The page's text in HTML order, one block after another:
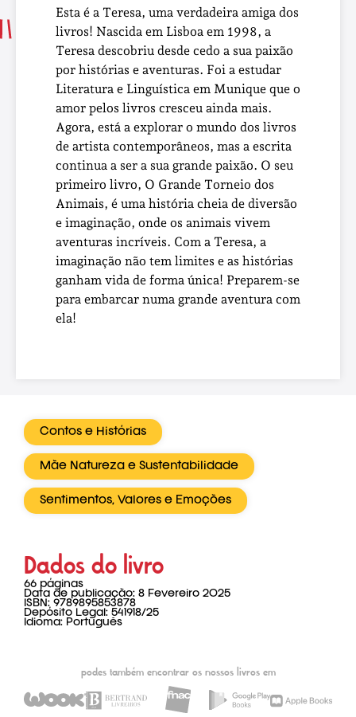
Esta é a Teresa, uma verdadeira amiga dos
livros! Nascida em Lisboa em 1998, a
Teresa descobriu desde cedo a sua paixão
por histórias e aventuras. Foi a estudar
Literatura e Linguística em Munique que o
amor pelos livros cresceu ainda mais.
Agora, está a explorar o mundo dos livros
de artista contemporâneos, mas a escrita
continua a ser a sua grande paixão. O seu
primeiro livro, O Grande Torneio dos
Animais, é uma história cheia de diversão
e imaginação, onde os animais vivem
aventuras incríveis. Com a Teresa, a
imaginação não tem limites e as histórias
ganham vida de forma única! Preparem-se
para embarcar numa grande aventura com
ela!
Contos e Histórias
Mãe Natureza e Sustentabilidade
Sentimentos, Valores e Emoções
Dados do livro
66 páginas
Data de publicação: 8 Fevereiro 2025
ISBN: 9789895853878
Depósito Legal: 541918/25
Idioma: Português
podes também encontrar os nossos livros em